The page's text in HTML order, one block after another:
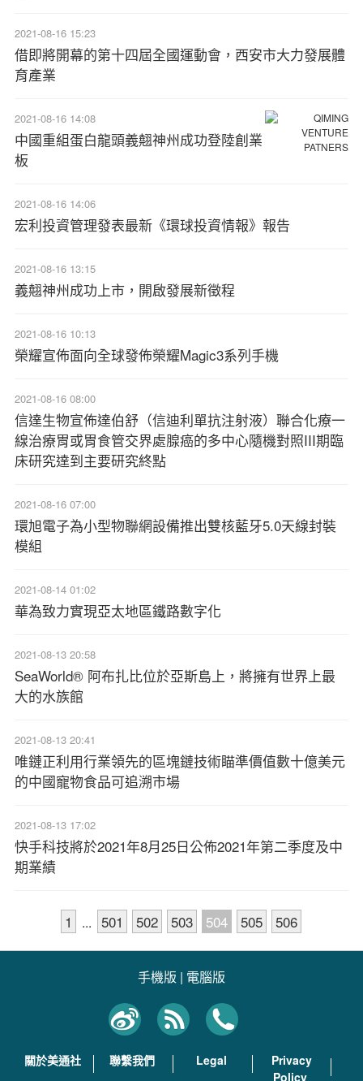
2021-08-16 15:23
借即將開幕的第十四屆全國運動會，西安市大力發展體
育產業
2021-08-16 14:08
中國重組蛋白龍頭義翹神州成功登陸創業
板
2021-08-16 14:06
宏利投資管理發表最新《環球投資情報》報告
2021-08-16 13:15
義翹神州成功上市，開啟發展新徵程
2021-08-16 10:13
榮耀宣佈面向全球發佈榮耀Magic3系列手機
2021-08-16 08:00
信達生物宣佈達伯舒（信迪利單抗注射液）聯合化療一
線治療胃或胃食管交界處腺癌的多中心隨機對照III期臨
床研究達到主要研究終點
2021-08-16 07:00
環旭電子為小型物聯網設備推出雙核藍牙5.0天線封裝
模組
2021-08-14 01:02
華為致力實現亞太地區鐵路數字化
2021-08-13 20:58
SeaWorld® 阿布扎比位於亞斯島上，將擁有世界上最
大的水族館
2021-08-13 20:41
唯鏈正利用行業領先的區塊鏈技術瞄準價值數十億美元
的中國寵物食品可追溯市場
2021-08-13 17:02
快手科技將於2021年8月25日公佈2021年第二季度及中
期業績
1 ... 501 502 503 504 505 506
手機版 | 電腦版
關於美通社 聯繫我們 Legal
Privacy
Policy